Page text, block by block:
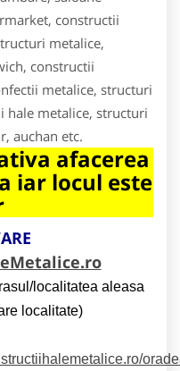
constructii
metalice,
constructii
metalice, structuri
hale metalice, structuri
auchan etc.
afacerea
iar locul este
localitatea aleasa
localitate)